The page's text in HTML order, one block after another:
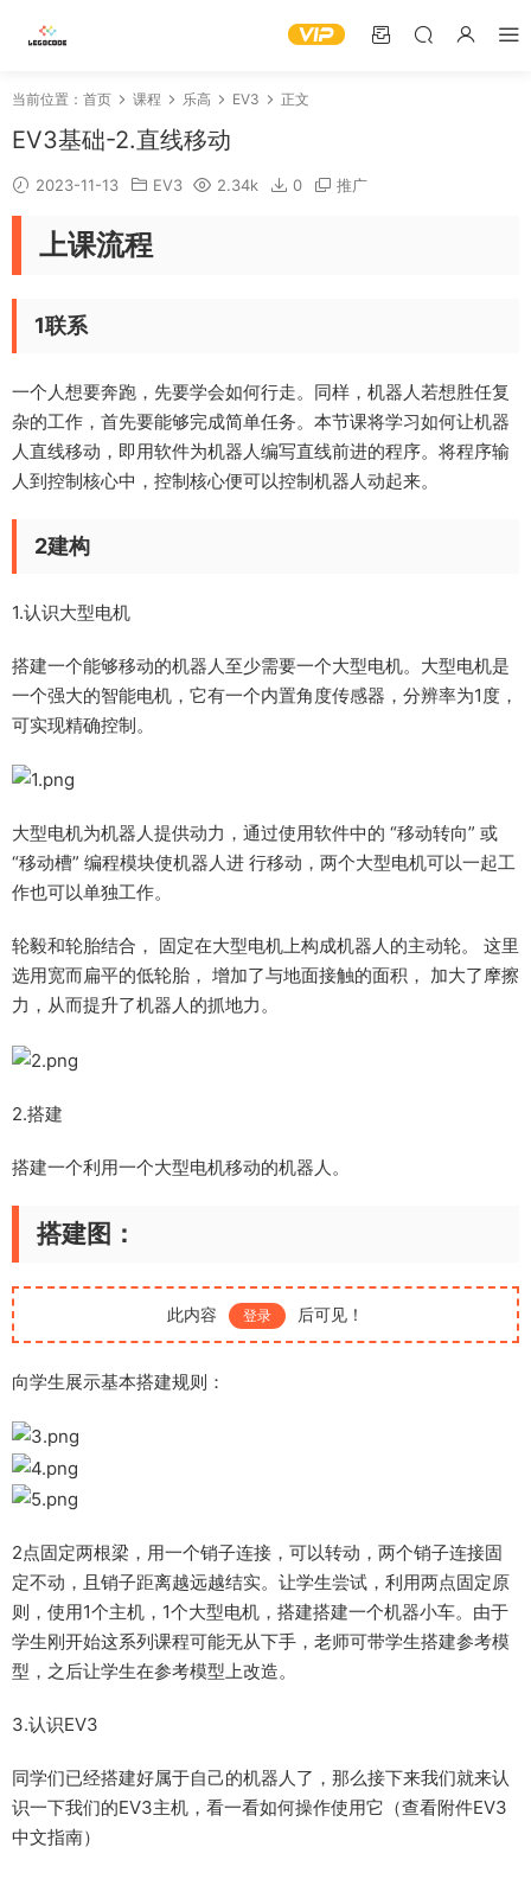
当前位置： 首页 课程 乐高 EV3 正文
EV3基础-2.直线移动
2023-11-13 EV3 2.34k 0 推广
上课流程
1联系
一个人想要奔跑，先要学会如何行走。同样，机器人若想胜任复
杂的工作，首先要能够完成简单任务。本节课将学习如何让机器
人直线移动，即用软件为机器人编写直线前进的程序。将程序输
人到控制核心中，控制核心便可以控制机器人动起来。
2建构
1.认识大型电机
搭建一个能够移动的机器人至少需要一个大型电机。大型电机是
一个强大的智能电机，它有一个内置角度传感器，分辨率为1度，
可实现精确控制。
大型电机为机器人提供动力，通过使用软件中的 “移动转向” 或
“移动槽” 编程模块使机器人进 行移动，两个大型电机可以一起工
作也可以单独工作。
轮毅和轮胎结合， 固定在大型电机上构成机器人的主动轮。 这里
选用宽而扁平的低轮胎， 增加了与地面接触的面积， 加大了摩擦
力，从而提升了机器人的抓地力。
2.搭建
搭建一个利用一个大型电机移动的机器人。
搭建图：
此内容 登录 后可见！
向学生展示基本搭建规则：
2点固定两根梁，用一个销子连接，可以转动，两个销子连接固
定不动，且销子距离越远越结实。让学生尝试，利用两点固定原
则，使用1个主机，1个大型电机，搭建搭建一个机器小车。由于
学生刚开始这系列课程可能无从下手，老师可带学生搭建参考模
型，之后让学生在参考模型上改造。
3.认识EV3
同学们已经搭建好属于自己的机器人了，那么接下来我们就来认
识一下我们的EV3主机，看一看如何操作使用它（查看附件EV3
中文指南）